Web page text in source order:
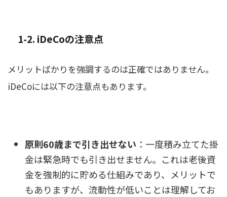
1-2. iDeCoの注意点
メリットばかりを強調するのは正確ではありません。
iDeCoには以下の注意点もあります。
原則60歳まで引き出せない ：一度積み立てた掛
金は緊急時でも引き出せません。これは老後資
金を強制的に貯める仕組みであり、メリットで
もありますが、流動性が低いことは理解してお